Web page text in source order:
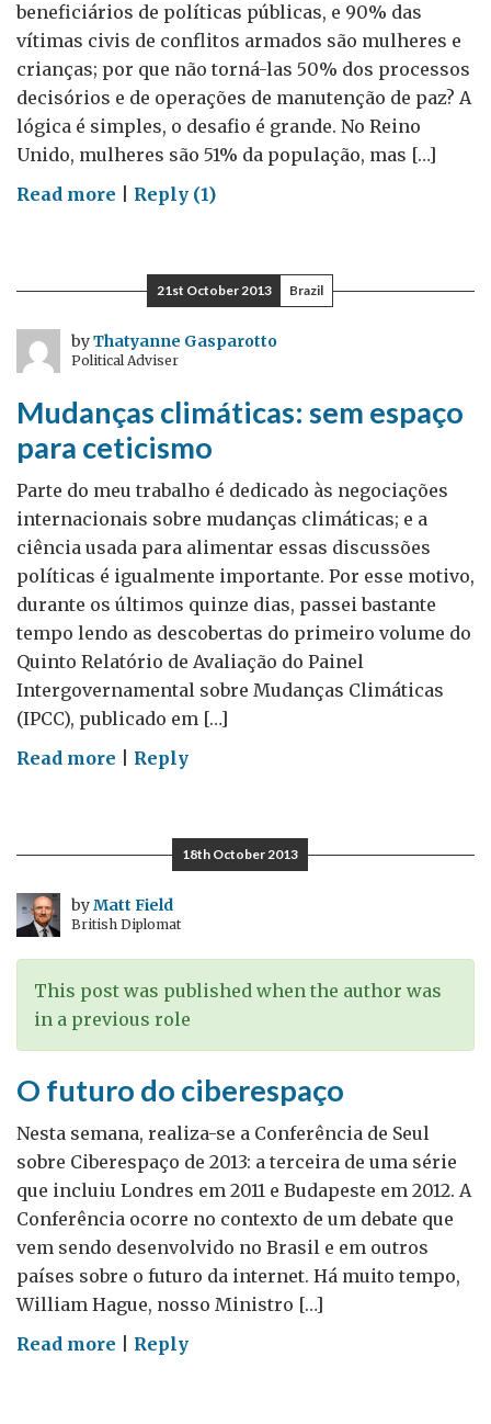
beneficiários de políticas públicas, e 90% das
vítimas civis de conflitos armados são mulheres e
crianças; por que não torná-las 50% dos processos
decisórios e de operações de manutenção de paz? A
lógica é simples, o desafio é grande. No Reino
Unido, mulheres são 51% da população, mas […]
Read more on
Segurança
ONU
diz:
participação
às
mulheres!
Reply (1)
21st October 2013 Brazil
byThatyanne Gasparotto
Political Adviser
Mudanças climáticas: sem espaço
para ceticismo
Parte do meu trabalho é dedicado às negociações
internacionais sobre mudanças climáticas; e a
ciência usada para alimentar essas discussões
políticas é igualmente importante. Por esse motivo,
durante os últimos quinze dias, passei bastante
tempo lendo as descobertas do primeiro volume do
Quinto Relatório de Avaliação do Painel
Intergovernamental sobre Mudanças Climáticas
(IPCC), publicado em […]
Read more on
espaço
para
ceticismo
Reply
18th October 2013
byMatt Field
British Diplomat
This post was published when the author was
in a previous role
O futuro do ciberespaço
Nesta semana, realiza-se a Conferência de Seul
sobre Ciberespaço de 2013: a terceira de uma série
que incluiu Londres em 2011 e Budapeste em 2012. A
Conferência ocorre no contexto de um debate que
vem sendo desenvolvido no Brasil e em outros
países sobre o futuro da internet. Há muito tempo,
William Hague, nosso Ministro […]
Read more onReply